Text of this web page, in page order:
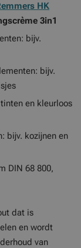
HK
3in1
bijv.
bijv.
en kleurloos
bijv. kozijnen en
DIN 68 800,
dat is
en wordt
van